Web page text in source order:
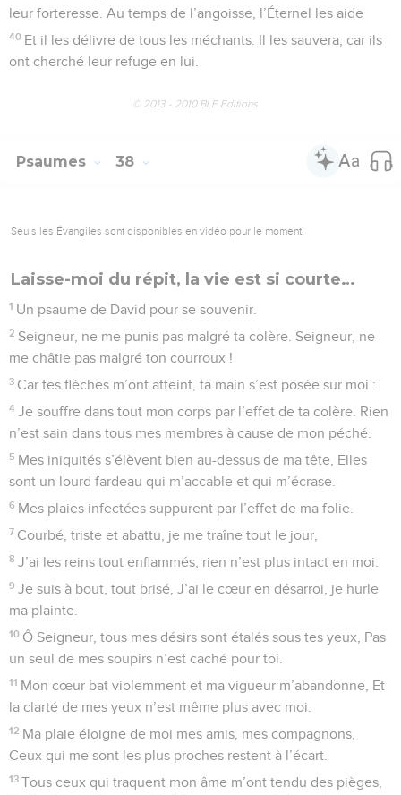
leur forteresse. Au temps de l’angoisse, l’Éternel les aide
40 Et il les délivre de tous les méchants. Il les sauvera, car ils
ont cherché leur refuge en lui.
© 2013 - 2010 BLF Editions
Psaumes 38
Seuls les Évangiles sont disponibles en vidéo pour le moment.
Laisse-moi du répit, la vie est si courte…
1 Un psaume de David pour se souvenir.
2 Seigneur, ne me punis pas malgré ta colère. Seigneur, ne
me châtie pas malgré ton courroux !
3 Car tes flèches m’ont atteint, ta main s’est posée sur moi :
4 Je souffre dans tout mon corps par l’effet de ta colère. Rien
n’est sain dans tous mes membres à cause de mon péché.
5 Mes iniquités s’élèvent bien au-dessus de ma tête, Elles
sont un lourd fardeau qui m’accable et qui m’écrase.
6 Mes plaies infectées suppurent par l’effet de ma folie.
7 Courbé, triste et abattu, je me traîne tout le jour,
8 J’ai les reins tout enflammés, rien n’est plus intact en moi.
9 Je suis à bout, tout brisé, J’ai le cœur en désarroi, je hurle
ma plainte.
10 Ô Seigneur, tous mes désirs sont étalés sous tes yeux, Pas
un seul de mes soupirs n’est caché pour toi.
11 Mon cœur bat violemment et ma vigueur m’abandonne, Et
la clarté de mes yeux n’est même plus avec moi.
12 Ma plaie éloigne de moi mes amis, mes compagnons,
Ceux qui me sont les plus proches restent à l’écart.
13 Tous ceux qui traquent mon âme m’ont tendu des pièges,